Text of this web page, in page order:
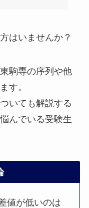
はいませんか？
駒専の序列や他
す。
いても解説する
んでいる受験生
値が低いのは